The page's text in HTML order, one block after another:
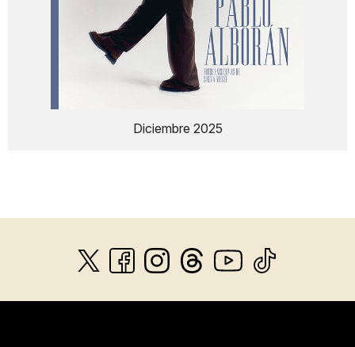
Diciembre 2025